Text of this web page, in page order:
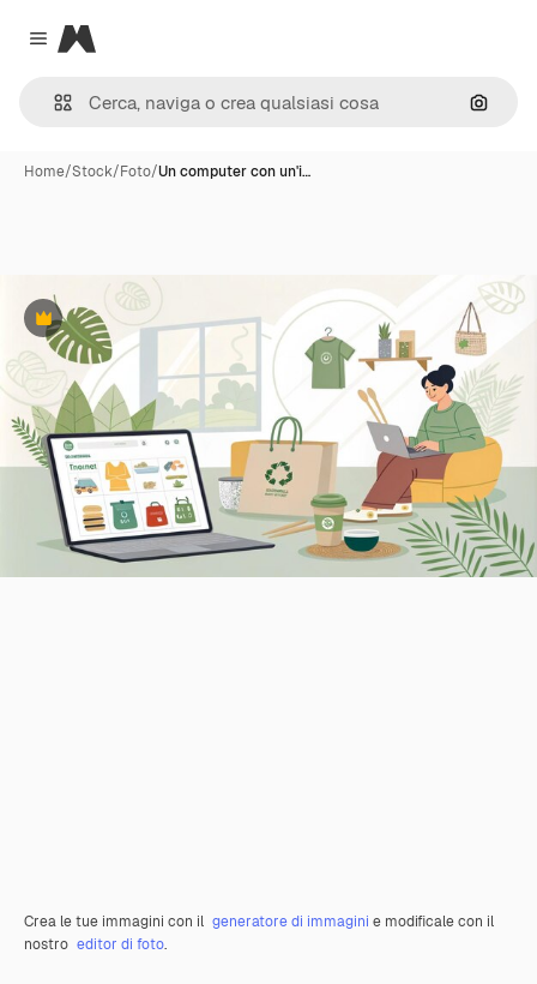
Close menu
Magnific
Cerca
Home/Stock/Foto/Un computer con un'i…
Premium
Crea le tue immagini con il generatore di immagini e modificale con il
nostro editor di foto.